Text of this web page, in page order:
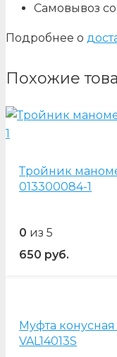
Самовывоз
Подробнее о
Похожие
Тройник
013300084-1
0 из 5
650 руб.
Муфта
VAL14013S